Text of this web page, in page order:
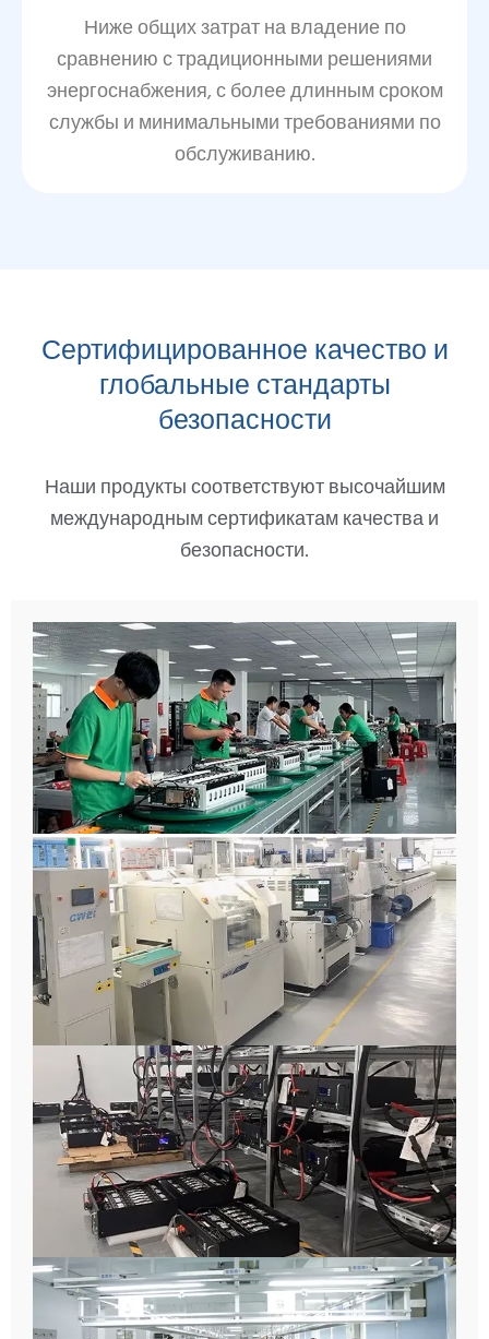
Ниже общих затрат на владение по
сравнению с традиционными решениями
энергоснабжения, с более длинным сроком
службы и минимальными требованиями по
обслуживанию.
Сертифицированное качество и
глобальные стандарты
безопасности
Наши продукты соответствуют высочайшим
международным сертификатам качества и
безопасности.